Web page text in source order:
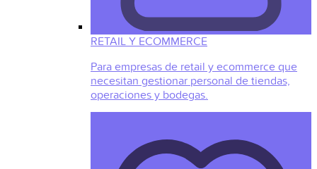
RETAIL Y ECOMMERCE
Para empresas de retail y ecommerce que
necesitan gestionar personal de tiendas,
operaciones y bodegas.